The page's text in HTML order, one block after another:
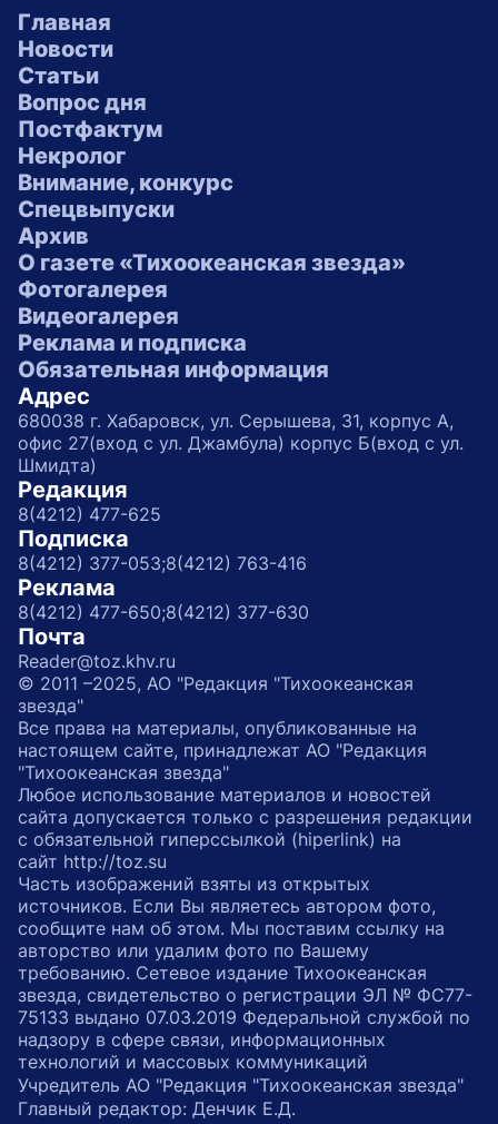
Главная
Новости
Статьи
Вопрос дня
Постфактум
Некролог
Внимание, конкурс
Спецвыпуски
Архив
О газете «Тихоокеанская звезда»
Фотогалерея
Видеогалерея
Реклама и подписка
Обязательная информация
Адрес
680038 г. Хабаровск, ул. Серышева, 31, корпус А,
офис 27(вход с ул. Джамбула) корпус Б(вход с ул.
Шмидта)
Редакция
8(4212) 477-625
Подписка
8(4212) 377-053;8(4212) 763-416
Реклама
8(4212) 477-650;8(4212) 377-630
Почта
Reader@toz.khv.ru
© 2011 –2025, АО "Редакция "Тихоокеанская
звезда"
Все права на материалы, опубликованные на
настоящем сайте, принадлежат АО "Редакция
"Тихоокеанская звезда"
Любое использование материалов и новостей
сайта допускается только с разрешения редакции
с обязательной гиперссылкой (hiperlink) на
сайт http://toz.su
Часть изображений взяты из открытых
источников. Если Вы являетесь автором фото,
сообщите нам об этом. Мы поставим ссылку на
авторство или удалим фото по Вашему
требованию. Сетевое издание Тихоокеанская
звезда, свидетельство о регистрации ЭЛ № ФС77-
75133 выдано 07.03.2019 Федеральной службой по
надзору в сфере связи, информационных
технологий и массовых коммуникаций
Учредитель АО "Редакция "Тихоокеанская звезда"
Главный редактор: Денчик Е.Д.